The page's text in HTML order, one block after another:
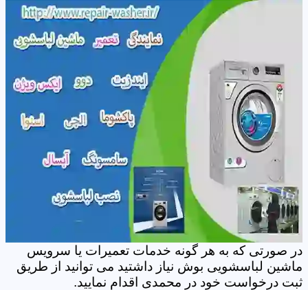
در صورتی که به هر گونه خدمات تعمیرات یا سرویس
ماشین لباسشویی بوش نیاز داشتید می توانید از طریق
ثبت درخواست خود در محمدی اقدام نمایید.